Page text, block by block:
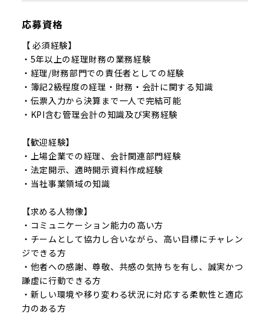
応募資格
【 必須経験】
・5年以上の経理財務の業務経験
・経理/財務部門での責任者としての経験
・簿記2級程度の経理・財務・会計に関する知識
・伝票入力から決算まで一人で完結可能
・KPI含む管理会計の知識及び実務経験
【歓迎経験】
・上場企業での経理、会計関連部門経験
・法定開示、適時開示資料作成経験
・当社事業領域の知識
【求める人物像】
・コミュニケーション能力の高い方
・チームとして協力し合いながら、高い目標にチャレン
ジできる方
・他者への感謝、尊敬、共感の気持ちを有し、誠実かつ
謙虚に行動できる方
・新しい環境や移り変わる状況に対応する柔軟性と適応
力のある方